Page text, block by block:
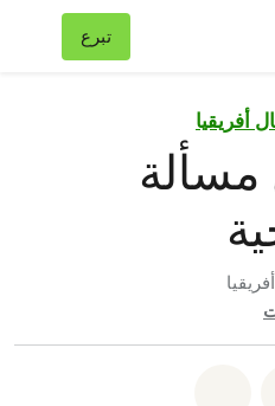
تبرع
أفريقيا
مسألة